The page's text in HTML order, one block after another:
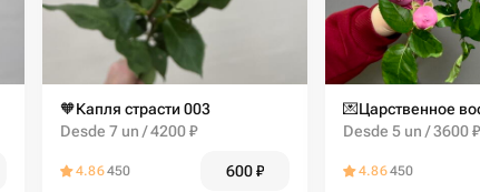
🧡Капля страсти 003
Desde 7 un / 4200 ₽
4.86450 600₽
Desde 5 un / 3600 ₽
4.86450